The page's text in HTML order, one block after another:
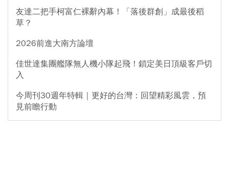
友達二把手柯富仁裸辭內幕！「落後群創」成最後稻
草？
2026前進大南方論壇
佳世達集團艦隊無人機小隊起飛！鎖定美日頂級客戶切
入
今周刊30週年特輯｜更好的台灣：回望精彩風雲，預
見前瞻行動